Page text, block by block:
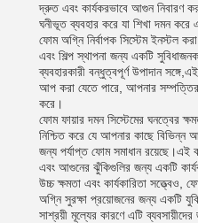
দ্রুত এবং কার্যকরভাবে আগুন নিবারণ
ঘনীভূত ব্যবহার করে যা শিখা দমন করে
ফোম অগ্নি নির্বাপক সিস্টেম ইনস্টল
এবং শিল্প স্থাপনা জন্য একটি
ব্যবহারকারী বন্ধুত্বপূর্ণ উপাদান
আপ করা যেতে পারে, আপনার সম্পত্তির
করে।
ফোম ফায়ার দমন সিস্টেমের ঘনত্বের
নিশ্চিত করে যে আপনার কাছে বিভিন্ন
জন্য পর্যাপ্ত ফোম সমাধান রয়েছে।এই
এবং আগুনের ঝুঁকিগুলির জন্য একটি
উচ্চ ক্ষমতা এবং কার্যকারিতা সত্ত্বেও,
অগ্নি সুরক্ষা প্রয়োজনের জন্য একটি
সাশ্রয়ী মূল্যের কারণে এটি